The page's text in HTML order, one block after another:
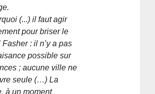
(...) il faut agir
pour briser le
Fasher : il n’y a pas
possible sur
; aucune ville ne
seule (…) La
à un moment